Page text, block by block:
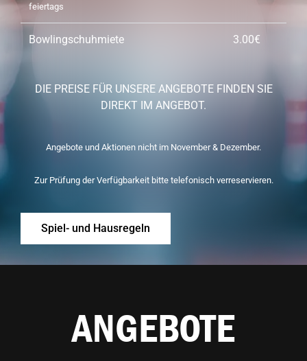
feiertags
Bowlingschuhmiete 3.00€
DIE PREISE FÜR UNSERE ANGEBOTE FINDEN SIE
DIREKT IM ANGEBOT.
Angebote und Aktionen nicht im November & Dezember.
Zur Prüfung der Verfügbarkeit bitte telefonisch verreservieren.
Spiel- und Hausregeln
ANGEBOTE